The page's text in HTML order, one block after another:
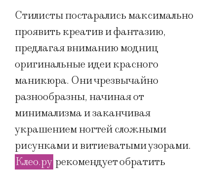
Стилисты постарались максимально
проявить креатив и фантазию,
предлагая вниманию модниц
оригинальные идеи красного
маникюра. Они чрезвычайно
разнообразны, начиная от
минимализма и заканчивая
украшением ногтей сложными
рисунками и витиеватыми узорами.
Клео.ру рекомендует обратить